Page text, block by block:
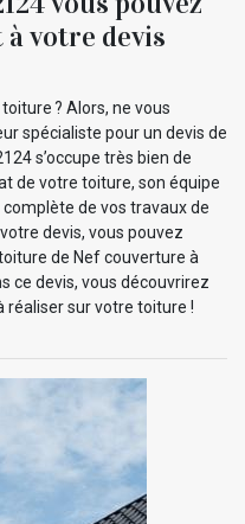
votre devis
? Alors, ne vous
spécialiste pour un devis de
s’occupe très bien de
de votre toiture, son équipe
de vos travaux de
devis, vous pouvez
de Nef couverture à
ce devis, vous découvrirez
réaliser sur votre toiture !